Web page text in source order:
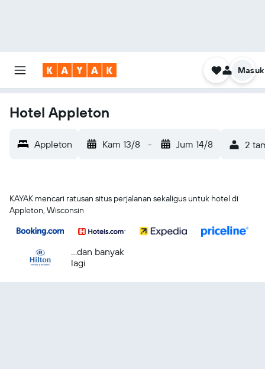
Masuk
Hotel Appleton
Appleton Kam 13/8 - Jum 14/8 2
KAYAK mencari ratusan situs perjalanan sekaligus untuk hotel di
Appleton, Wisconsin
...dan banyak
lagi